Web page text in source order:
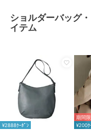
ッセ
性別タイプ
カラー
メレ
（０
６）
ポタ
サイズ ０１
素材
牛革
ショルダーバッグ
イテム
¥2888ｸｰﾎﾟﾝ
期間
¥200ｸ